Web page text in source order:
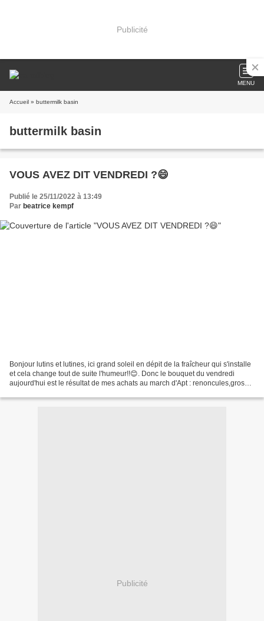
Publicité
MENU
Accueil » buttermilk basin
buttermilk basin
VOUS AVEZ DIT VENDREDI ?😄
Publié le 25/11/2022 à 13:49
Par beatrice kempf
Bonjour lutins et lutines, ici grand soleil en dépit de la fraîcheur qui s'installe
et cela change tout de suite l'humeur!!😊. Donc le bouquet du vendredi
aujourd'hui est le résultat de mes achats au march d'Apt : renoncules,grosse
Publicité